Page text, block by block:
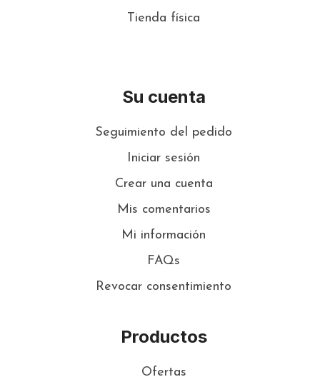
Tienda física
Su cuenta
Seguimiento del pedido
Iniciar sesión
Crear una cuenta
Mis comentarios
Mi información
FAQs
Revocar consentimiento
Productos
Ofertas